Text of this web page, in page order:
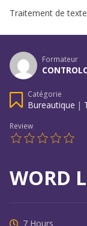
Traitement de
Formateur
Catégorie
Bureautique |
Review
WORD
7 Hours